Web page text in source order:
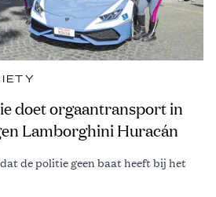
doet orgaantransport in
Lamborghini Huracán
de politie geen baat heeft bij het